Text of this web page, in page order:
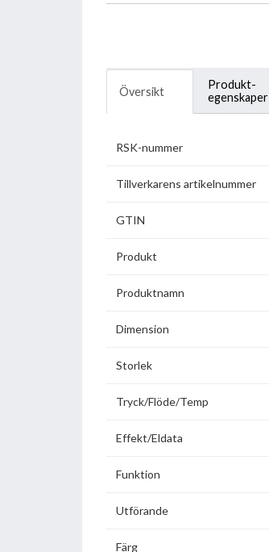
Översikt
Produkt-
egenskaper
RSK-nummer
Tillverkarens artikelnummer
GTIN
Produkt
Produktnamn
Dimension
Storlek
Tryck/Flöde/Temp
Effekt/Eldata
Funktion
Utförande
Färg